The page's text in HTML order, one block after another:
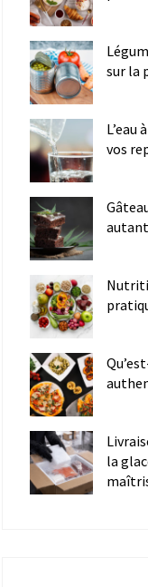
sur la
L’eau
vos
la